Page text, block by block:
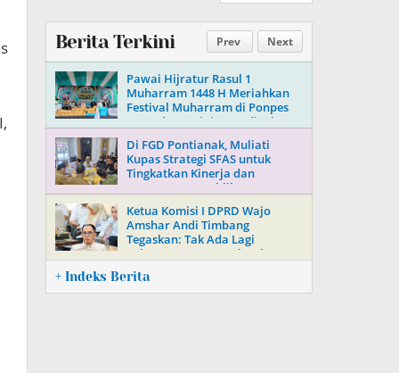
Prev Next
Berita Terkini
Pawai Hijratur Rasul 1
Muharram 1448 H Meriahkan
Festival Muharram di Ponpes
Daarul Mu’minin As’adiyah
Di FGD Pontianak, Muliati
Kupas Strategi SFAS untuk
Tingkatkan Kinerja dan
Kepercayaan Publik
Ketua Komisi I DPRD Wajo
Amshar Andi Timbang
Tegaskan: Tak Ada Lagi
“Oknum” Atur Proyek Tahun
2026
+ Indeks Berita